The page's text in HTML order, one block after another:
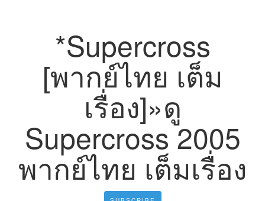
*Supercross
[พากย์ไทย เต็ม
เรื่อง]»ดู
Supercross 2005
พากย์ไทย เต็มเรื่อง